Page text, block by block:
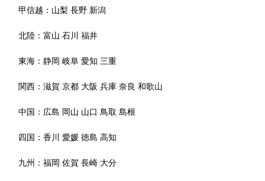
甲信越： 山梨 長野 新潟
北陸：富山 石川 福井
東海：静岡 岐阜 愛知 三重
関西：滋賀 京都 大阪 兵庫 奈良 和歌山
中国： 広島 岡山 山口 鳥取 島根
四国：香川 愛媛 徳島 高知
九州：福岡 佐賀 長崎 大分